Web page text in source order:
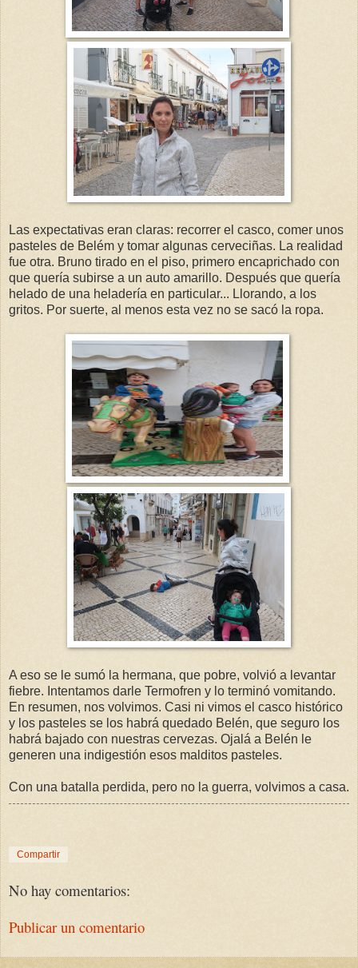
Las expectativas eran claras: recorrer el casco, comer unos
pasteles de Belém y tomar algunas cerveciñas. La realidad
fue otra. Bruno tirado en el piso, primero encaprichado con
que quería subirse a un auto amarillo. Después que quería
helado de una heladería en particular... Llorando, a los
gritos. Por suerte, al menos esta vez no se sacó la ropa.
A eso se le sumó la hermana, que pobre, volvió a levantar
fiebre. Intentamos darle Termofren y lo terminó vomitando.
En resumen, nos volvimos. Casi ni vimos el casco histórico
y los pasteles se los habrá quedado Belén, que seguro los
habrá bajado con nuestras cervezas. Ojalá a Belén le
generen una indigestión esos malditos pasteles.
Con una batalla perdida, pero no la guerra, volvimos a casa.
Compartir
No hay comentarios:
Publicar un comentario